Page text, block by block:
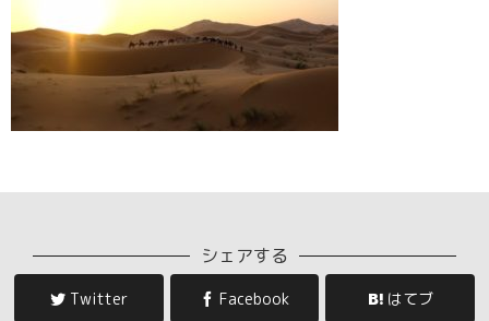
シェアする
Twitter Facebook はてブ